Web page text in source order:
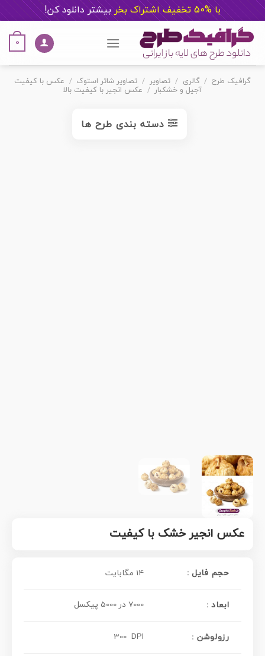
با %50 تخفیف اشتراک بخر بیشتر دانلود کن!
content
0
گرافیک طرح / گالری / تصاویر / تصاویر شاتر استوک / عکس با کیفیت
آجیل و خشکبار / عکس انجیر با کیفیت بالا
دسته بندی طرح ها
عکس انجیر خشک با کیفیت
حجم فایل : 14 مگابایت
ابعاد : 7000 در 5000 پیکسل
: رزولوشن 300 DPI